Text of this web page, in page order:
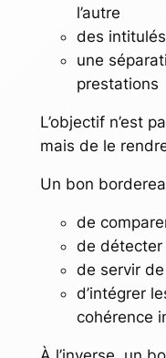
l’autre
des
une
prestations
L’objectif n’est
mais de le
Un bon
de
de détecter
de servir
d’intégrer
cohérence